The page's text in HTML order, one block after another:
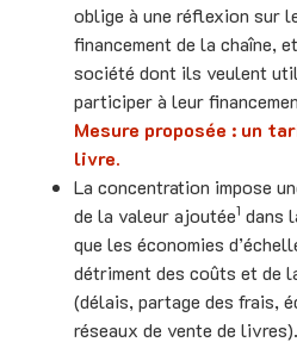
oblige à une réflexion sur
financement de la chaîne,
société dont ils veulent
participer à leur
Mesure proposée : un
livre.
La concentration impose
de la valeur ajoutée1 dans
que les économies
détriment des coûts et de
(délais, partage des frais,
réseaux de vente de livres).